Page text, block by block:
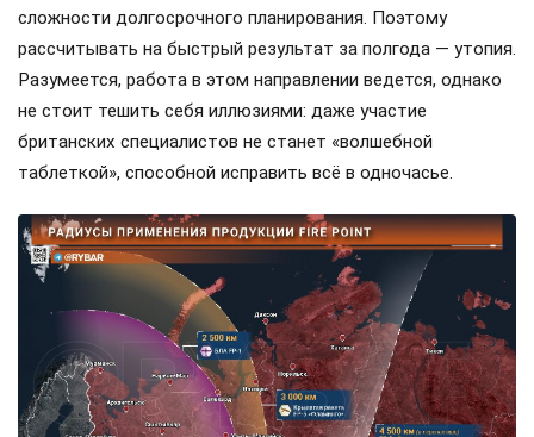
сложности долгосрочного планирования. Поэтому
рассчитывать на быстрый результат за полгода — утопия.
Разумеется, работа в этом направлении ведется, однако
не стоит тешить себя иллюзиями: даже участие
британских специалистов не станет «волшебной
таблеткой», способной исправить всё в одночасье.